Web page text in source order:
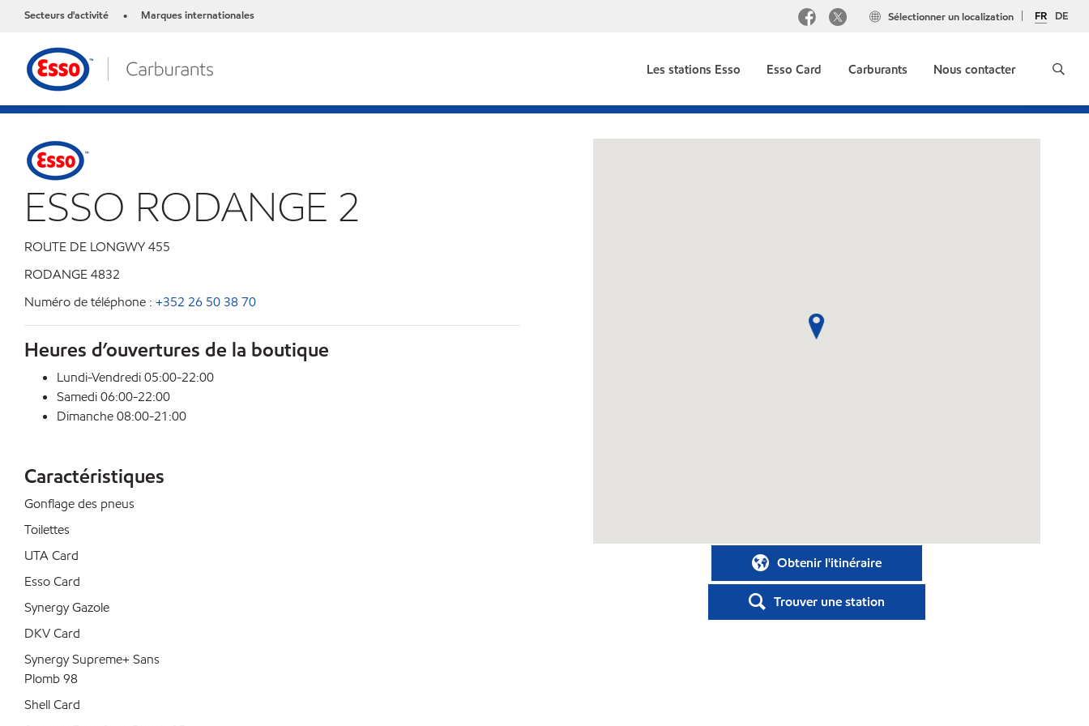
Secteurs d'activité • Marques internationales FR DE
Sélectionner un localization
Les stations Esso Esso Card Carburants Nous contacter
ESSO RODANGE 2
ROUTE DE LONGWY 455
RODANGE4832
Numéro de téléphone : +352 26 50 38 70
Heures d’ouvertures de la boutique
Lundi-Vendredi 05:00-22:00
Samedi 06:00-22:00
Dimanche 08:00-21:00
Caractéristiques
Gonflage des pneus
Toilettes
UTA Card
Esso Card
Synergy Gazole
DKV Card
Synergy Supreme+ Sans
Plomb 98
Shell Card
Obtenir l'itinéraire
Trouver une station